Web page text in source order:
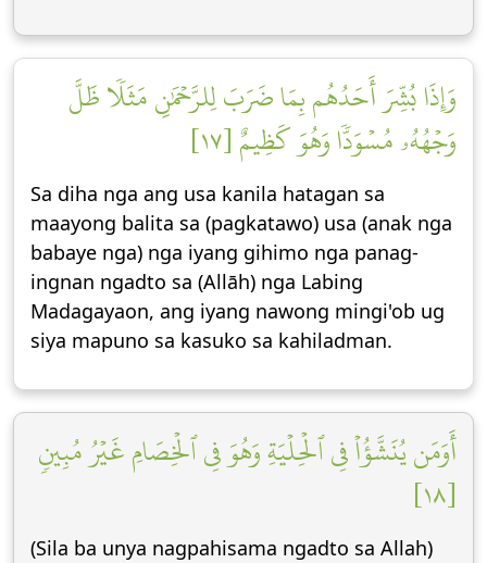
وَإِذَا بُشِّرَ أَحَدُهُم بِمَا ضَرَبَ لِلرَّحۡمَٰنِ مَثَلٗا ظَلَّ
وَجۡهُهُۥ مُسۡوَدّٗا وَهُوَ كَظِيمٌ [١٧]
Sa diha nga ang usa kanila hatagan sa
maayong balita sa (pagkatawo) usa (anak nga
babaye nga) nga iyang gihimo nga panag-
ingnan ngadto sa (Allāh) nga Labing
Madagayaon, ang iyang nawong mingi'ob ug
siya mapuno sa kasuko sa kahiladman.
أَوَمَن يُنَشَّؤُاْ فِي ٱلۡحِلۡيَةِ وَهُوَ فِي ٱلۡخِصَامِ غَيۡرُ مُبِينٖ
[١٨]
(Sila ba unya nagpahisama ngadto sa Allah)